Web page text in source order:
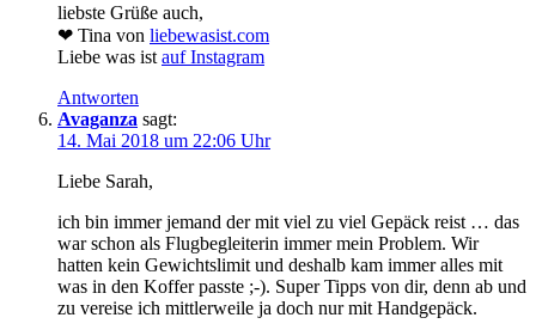
liebste Grüße auch,
❤ Tina von liebewasist.com
Liebe was ist auf Instagram
Antworten
Avaganza sagt:
14. Mai 2018 um 22:06 Uhr
Liebe Sarah,
ich bin immer jemand der mit viel zu viel Gepäck reist … das
war schon als Flugbegleiterin immer mein Problem. Wir
hatten kein Gewichtslimit und deshalb kam immer alles mit
was in den Koffer passte ;-). Super Tipps von dir, denn ab und
zu vereise ich mittlerweile ja doch nur mit Handgepäck.